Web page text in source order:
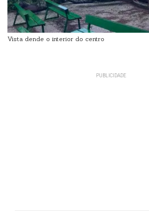
Vista dende o interior do centro